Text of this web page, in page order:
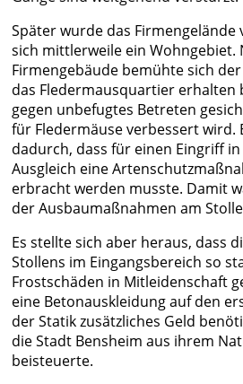
Später wurde das
sich mittlerweile ein Wohngebiet.
Firmengebäude bemühte sich
das Fledermausquartier erhalten
gegen unbefugtes Betreten
für Fledermäuse verbessert wird.
dadurch, dass für einen Eingriff
Ausgleich eine
erbracht werden musste. Damit
der Ausbaumaßnahmen am
Es stellte sich aber heraus, dass
Stollens im Eingangsbereich so
Frostschäden in Mitleidenschaft
eine Betonauskleidung auf den
der Statik zusätzliches Geld
die Stadt Bensheim aus ihrem
beisteuerte.